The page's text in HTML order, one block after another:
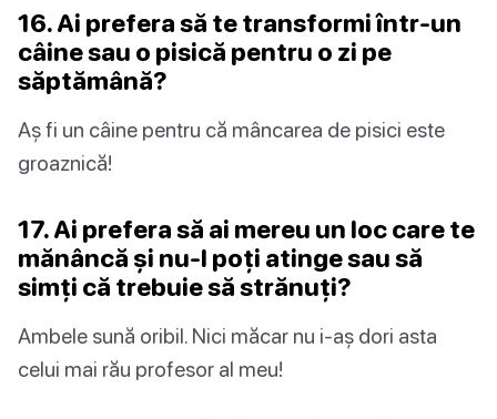
16. Ai prefera să te transformi într-un
câine sau o pisică pentru o zi pe
săptămână?
Aș fi un câine pentru că mâncarea de pisici este
groaznică!
17. Ai prefera să ai mereu un loc care te
mănâncă și nu-l poți atinge sau să
simți că trebuie să strănuți?
Ambele sună oribil. Nici măcar nu i-aș dori asta
celui mai rău profesor al meu!